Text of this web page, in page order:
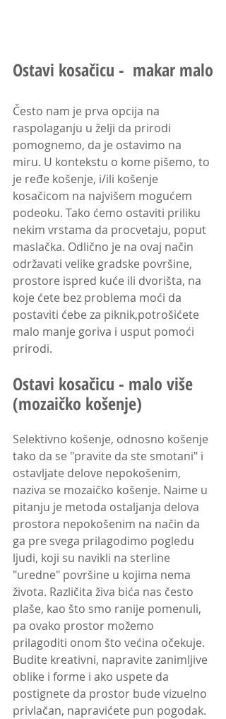
Ostavi kosačicu -  makar malo
Često nam je prva opcija na
raspolaganju u želji da prirodi
pomognemo, da je ostavimo na
miru. U kontekstu o kome pišemo, to
je ređe košenje, i/ili košenje
kosačicom na najvišem mogućem
podeoku. Tako ćemo ostaviti priliku
nekim vrstama da procvetaju, poput
maslačka. Odlično je na ovaj način
održavati velike gradske površine,
prostore ispred kuće ili dvorišta, na
koje ćete bez problema moći da
postaviti ćebe za piknik,potrošićete
malo manje goriva i usput pomoći
prirodi.
Ostavi kosačicu - malo više
(mozaičko košenje)
Selektivno košenje, odnosno košenje
tako da se "pravite da ste smotani" i
ostavljate delove nepokošenim,
naziva se mozaičko košenje. Naime u
pitanju je metoda ostaljanja delova
prostora nepokošenim na način da
ga pre svega prilagodimo pogledu
ljudi, koji su navikli na sterline
"uredne" površine u kojima nema
života. Različita živa bića nas često
plaše, kao što smo ranije pomenuli,
pa ovako prostor možemo
prilagoditi onom što većina očekuje.
Budite kreativni, napravite zanimljive
oblike i forme i ako uspete da
postignete da prostor bude vizuelno
privlačan, napravićete pun pogodak.